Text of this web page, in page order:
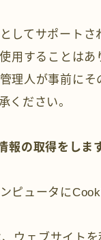
してサポート
用することはあ
理人が事前に
ください。
報の取得をしま
ピュータに
ウェブサイト